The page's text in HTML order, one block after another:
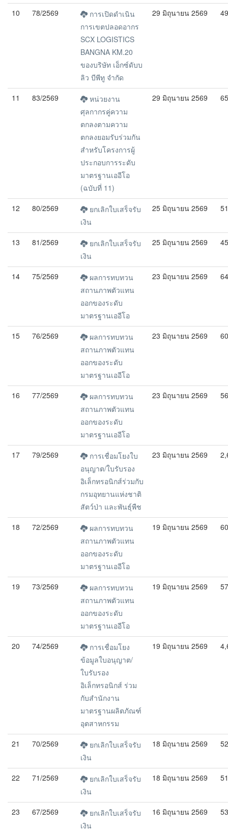
10 78/2569
การเปิดดำเนิน
การเขตปลอดอากร
SCX LOGISTICS
BANGNA KM.20
ของบริษัท เอ็กซ์ดับบ
ลิว บีพีทู จำกัด
29 มิถุนายน 2569
11 83/2569
หน่วยงาน
ศุลกากรคู่ความ
ตกลงตามความ
ตกลงยอมรับร่วมกัน
สำหรับโครงการผู้
ประกอบการระดับ
มาตรฐานเออีโอ
(ฉบับที่ 11)
29 มิถุนายน 2569
12 80/2569
ยกเลิกใบเสร็จรับ
เงิน
25 มิถุนายน 2569
13 81/2569
ยกเลิกใบเสร็จรับ
เงิน
25 มิถุนายน 2569
14 75/2569
ผลการทบทวน
สถานภาพตัวแทน
ออกของระดับ
มาตรฐานเออีโอ
23 มิถุนายน 2569
15 76/2569
ผลการทบทวน
สถานภาพตัวแทน
ออกของระดับ
มาตรฐานเออีโอ
23 มิถุนายน 2569
16 77/2569
ผลการทบทวน
สถานภาพตัวแทน
ออกของระดับ
มาตรฐานเออีโอ
23 มิถุนายน 2569
17 79/2569
การเชื่อมโยงใบ
อนุญาต/ใบรับรอง
อิเล็กทรอนิกส์ร่วมกับ
กรมอุทยานแห่งชาติ
สัตว์ป่า และพันธุ์พืช
23 มิถุนายน 2569
18 72/2569
ผลการทบทวน
สถานภาพตัวแทน
ออกของระดับ
มาตรฐานเออีโอ
19 มิถุนายน 2569
19 73/2569
ผลการทบทวน
สถานภาพตัวแทน
ออกของระดับ
มาตรฐานเออีโอ
19 มิถุนายน 2569
20 74/2569
การเชื่อมโยง
ข้อมูลใบอนุญาต/
ใบรับรอง
อิเล็กทรอนิกส์ ร่วม
กับสำนักงาน
มาตรฐานผลิตภัณฑ์
อุตสาหกรรม
19 มิถุนายน 2569
21 70/2569
ยกเลิกใบเสร็จรับ
เงิน
18 มิถุนายน 2569
22 71/2569
ยกเลิกใบเสร็จรับ
เงิน
18 มิถุนายน 2569
23 67/2569
ยกเลิกใบเสร็จรับ
เงิน
16 มิถุนายน 2569